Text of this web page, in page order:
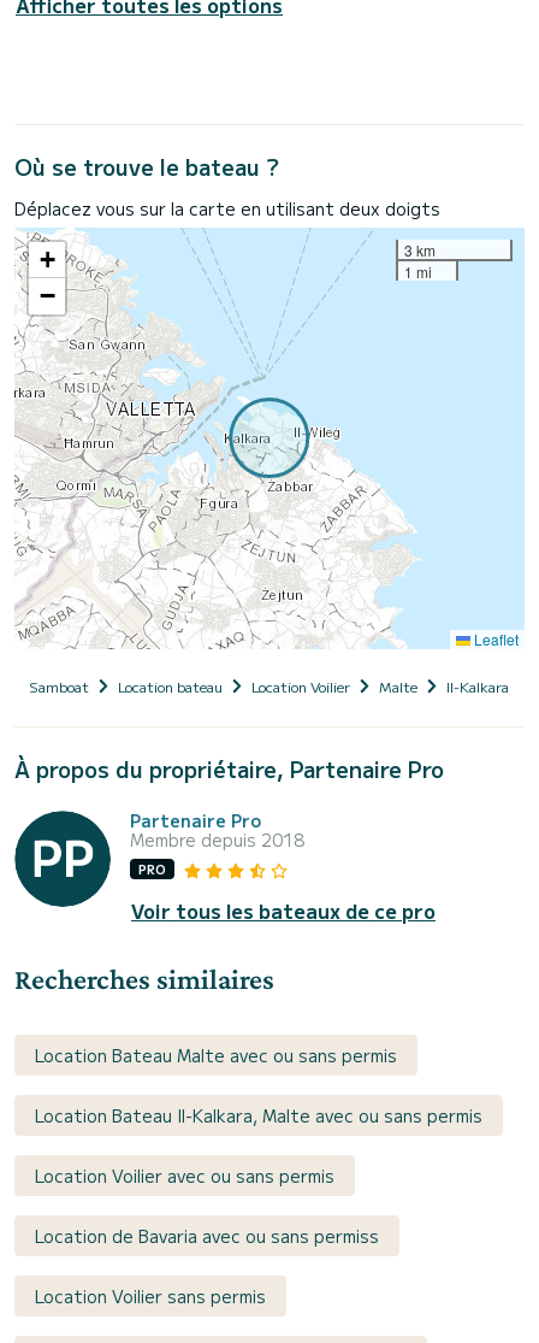
Où se trouve le bateau ?
Déplacez vous sur la carte en utilisant deux doigts
+
−
3 km
1 mi
Leaflet
Samboat Location bateau Location Voilier Malte Il-Kalkara
À propos du propriétaire, Partenaire Pro
Partenaire Pro
Membre depuis 2018
PRO
Voir tous les bateaux de ce pro
Recherches similaires
Location Bateau Malte avec ou sans permis
Location Bateau Il-Kalkara, Malte avec ou sans permis
Location Voilier avec ou sans permis
Location de Bavaria avec ou sans permiss
Location Voilier sans permis